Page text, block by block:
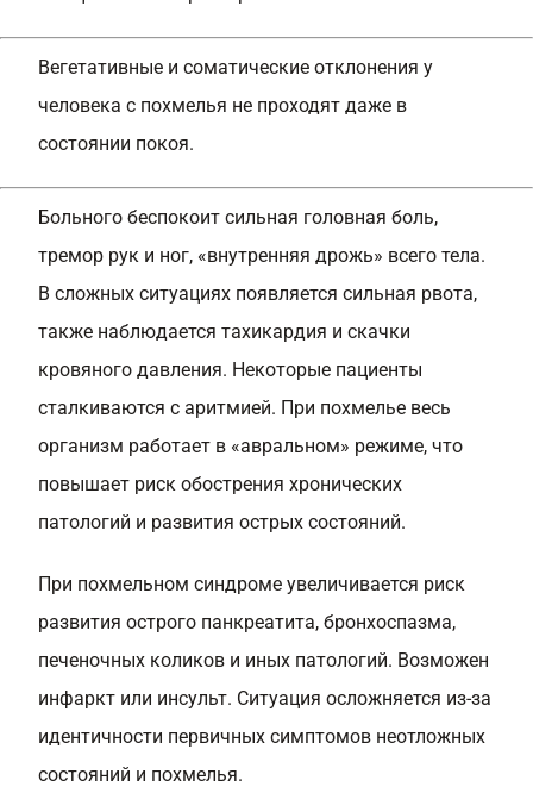
Вегетативные и соматические отклонения у
человека с похмелья не проходят даже в
состоянии покоя.
Больного беспокоит сильная головная боль,
тремор рук и ног, «внутренняя дрожь» всего тела.
В сложных ситуациях появляется сильная рвота,
также наблюдается тахикардия и скачки
кровяного давления. Некоторые пациенты
сталкиваются с аритмией. При похмелье весь
организм работает в «авральном» режиме, что
повышает риск обострения хронических
патологий и развития острых состояний.
При похмельном синдроме увеличивается риск
развития острого панкреатита, бронхоспазма,
печеночных коликов и иных патологий. Возможен
инфаркт или инсульт. Ситуация осложняется из-за
идентичности первичных симптомов неотложных
состояний и похмелья.